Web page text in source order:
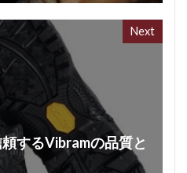
Next
するVibramの品質と